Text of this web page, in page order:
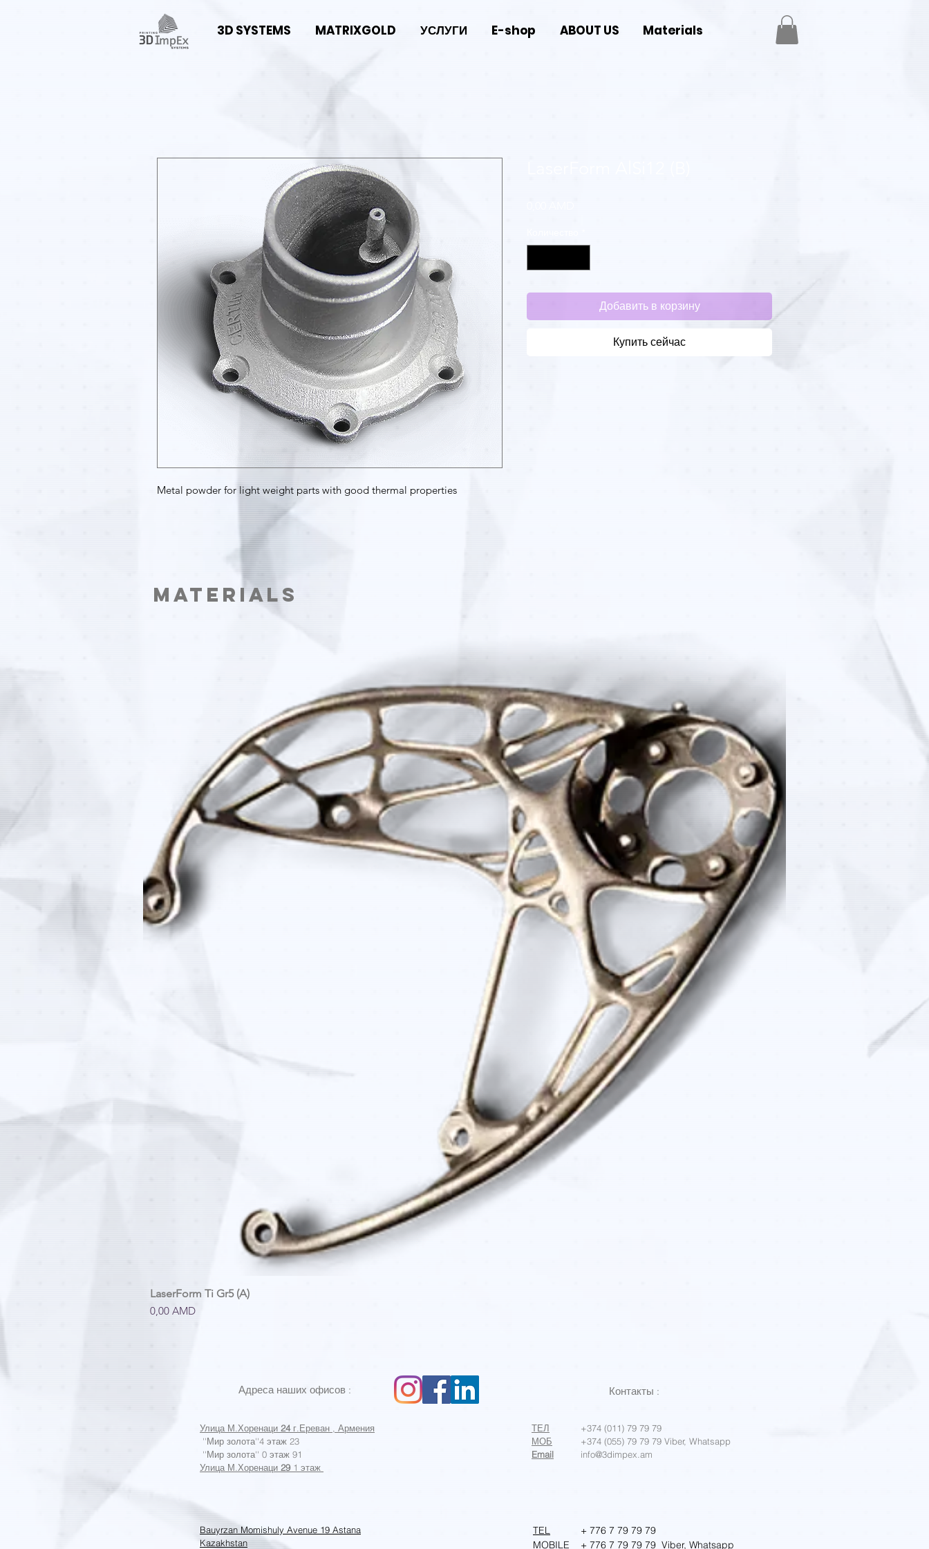
3D SYSTEMS MATRIXGOLD УСЛУГИ E-shop ABOUT US Materials
Metal powder for light weight parts with good thermal properties
Добавить в корзину
Купить сейчас
Materials
LaserForm Ti Gr5 (A)
Цена
0,00 AMD
Адреса наших офисов :
Улица М.Хоренаци 24 г.Ереван , Армения
''Мир золота''4 этаж 23
''Мир золота'' 0 этаж 91
Улица М.Хоренаци 29 1 этаж
Контакты :
ТЕЛ
МОБ
Email
+374 (011) 79 79 79
+374 (055) 79 79 79 Viber, Whatsapp
info@3dimpex.am
Bauyrzan Momishuly Avenue 19 Astana
Kazakhstan
TEL
MOBILE
+ 776 7 79 79 79
+ 776 7 79 79 79 Viber, Whatsapp